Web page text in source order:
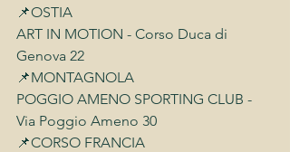
📌OSTIA
ART IN MOTION - Corso Duca di
Genova 22
📌MONTAGNOLA
POGGIO AMENO SPORTING CLUB -
Via Poggio Ameno 30
📌CORSO FRANCIA